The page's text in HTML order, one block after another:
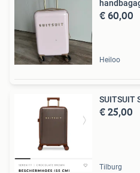
€ 60,00
Heiloo
SUITSUIT
€ 25,00
Tilburg